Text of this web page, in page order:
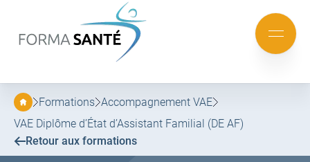
au
menu
au
contenu
Mobile
menu
Formations Accompagnement VAE
VAE Diplôme d’État d’Assistant Familial (DE AF)
Retour aux formations